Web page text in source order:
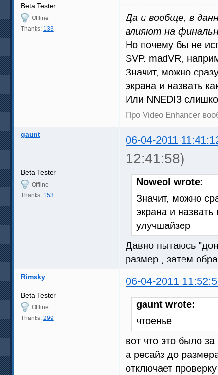
Beta Tester
Offline
Thanks: 133
Да и вообще, в
влияют на
Но почему бы не
SVP. madVR,
Значит, можно
экрана и назвать
Или NNEDI3
Про Video Enhancer
gaunt 06-04-2011
12:41:58)
Beta Tester
Offline
Thanks: 153
Noweol wrote:
Значит, можно
экрана и назвать
улучшайзер
Давно пытаюсь
размер , затем
Rimsky 06-04-2011
Beta Tester
Offline
Thanks: 299
gaunt wrote:
чтоенье
вот что это было за
а ресайз до
отключает